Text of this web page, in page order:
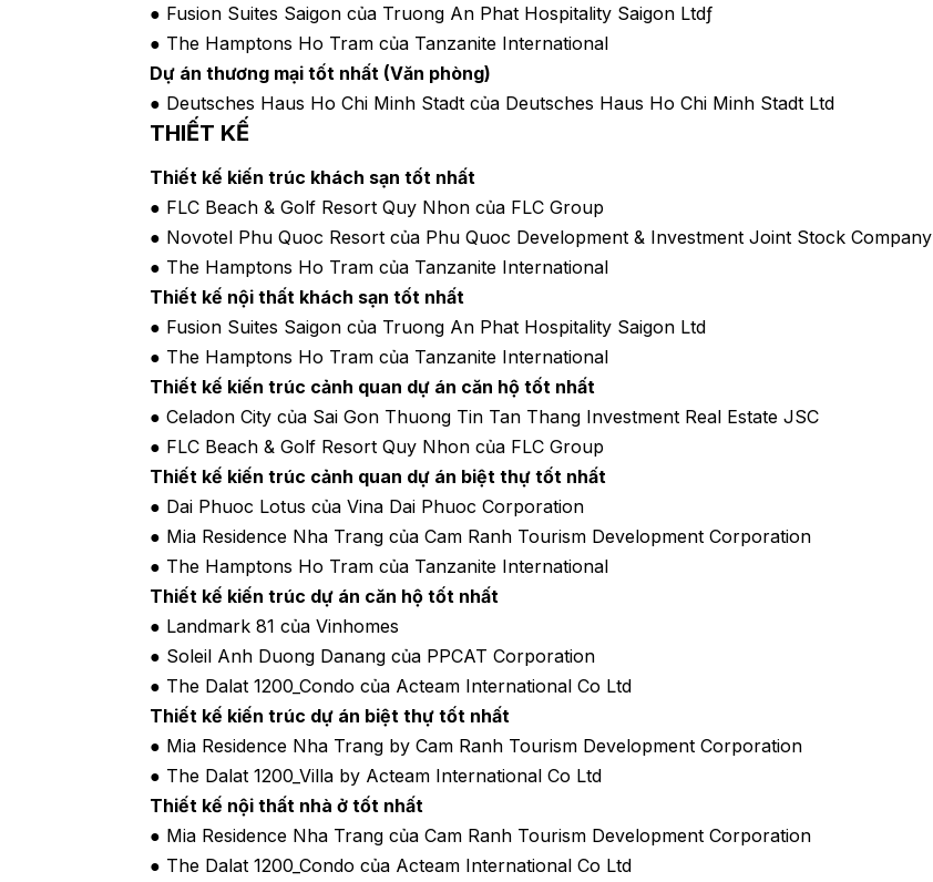
● Fusion Suites Saigon của Truong An Phat Hospitality Saigon Ltdƒ
● The Hamptons Ho Tram của Tanzanite International
Dự án thương mại tốt nhất (Văn phòng)
● Deutsches Haus Ho Chi Minh Stadt của Deutsches Haus Ho Chi Minh Stadt Ltd
THIẾT KẾ
Thiết kế kiến trúc khách sạn tốt nhất
● FLC Beach & Golf Resort Quy Nhon của FLC Group
● Novotel Phu Quoc Resort của Phu Quoc Development & Investment Joint Stock Company
● The Hamptons Ho Tram của Tanzanite International
Thiết kế nội thất khách sạn tốt nhất
● Fusion Suites Saigon của Truong An Phat Hospitality Saigon Ltd
● The Hamptons Ho Tram của Tanzanite International
Thiết kế kiến trúc cảnh quan dự án căn hộ tốt nhất
● Celadon City của Sai Gon Thuong Tin Tan Thang Investment Real Estate JSC
● FLC Beach & Golf Resort Quy Nhon của FLC Group
Thiết kế kiến trúc cảnh quan dự án biệt thự tốt nhất
● Dai Phuoc Lotus của Vina Dai Phuoc Corporation
● Mia Residence Nha Trang của Cam Ranh Tourism Development Corporation
● The Hamptons Ho Tram của Tanzanite International
Thiết kế kiến trúc dự án căn hộ tốt nhất
● Landmark 81 của Vinhomes
● Soleil Anh Duong Danang của PPCAT Corporation
● The Dalat 1200_Condo của Acteam International Co Ltd
Thiết kế kiến trúc dự án biệt thự tốt nhất
● Mia Residence Nha Trang by Cam Ranh Tourism Development Corporation
● The Dalat 1200_Villa by Acteam International Co Ltd
Thiết kế nội thất nhà ở tốt nhất
● Mia Residence Nha Trang của Cam Ranh Tourism Development Corporation
● The Dalat 1200_Condo của Acteam International Co Ltd